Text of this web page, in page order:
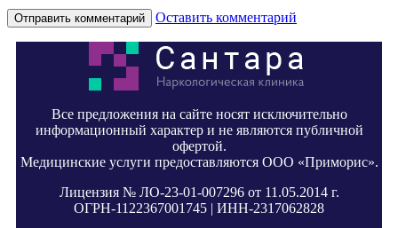
Оставить комментарий
Все предложения на сайте носят исключительно
информационный характер и не являются публичной
офертой.
Медицинские услуги предоставляются ООО «Приморис».
Лицензия № ЛО-23-01-007296 от 11.05.2014 г.
ОГРН-1122367001745 | ИНН-2317062828